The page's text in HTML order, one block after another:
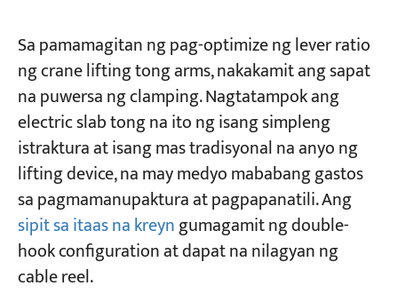
Sa pamamagitan ng pag-optimize ng lever ratio
ng crane lifting tong arms, nakakamit ang sapat
na puwersa ng clamping. Nagtatampok ang
electric slab tong na ito ng isang simpleng
istraktura at isang mas tradisyonal na anyo ng
lifting device, na may medyo mababang gastos
sa pagmamanupaktura at pagpapanatili. Ang
sipit sa itaas na kreyngumagamit ng double-
hook configuration at dapat na nilagyan ng
cable reel.